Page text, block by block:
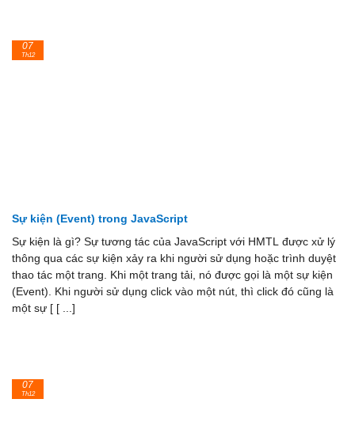
Sự kiện (Event) trong JavaScript
Sự kiện là gì? Sự tương tác của JavaScript với HMTL được xử lý
thông qua các sự kiện xảy ra khi người sử dụng hoặc trình duyệt
thao tác một trang. Khi một trang tải, nó được gọi là một sự kiện
(Event). Khi người sử dụng click vào một nút, thì click đó cũng là
một sự [ [ ...]
07
Th12
07
Th12